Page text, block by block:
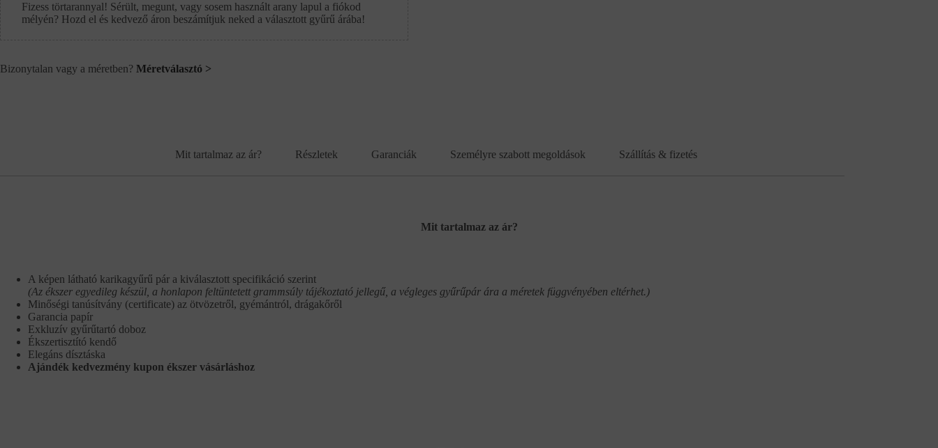
Fizess törtarannyal! Sérült, megunt, vagy sosem használt arany lapul a fiókod
mélyén? Hozd el és kedvező áron beszámítjuk neked a választott gyűrű árába!
Bizonytalan vagy a méretben? Méretválasztó >
Mit tartalmaz az ár? Részletek Garanciák Személyre szabott megoldások Szállítás & fizetés
Mit tartalmaz az ár?
A képen látható karikagyűrű pár a kiválasztott specifikáció szerint
(Az ékszer egyedileg készül, a honlapon feltüntetett grammsúly tájékoztató jellegű, a végleges gyűrűpár ára a méretek függvényében eltérhet.)
Minőségi tanúsítvány (certificate) az ötvözetről, gyémántról, drágakőről
Garancia papír
Exkluzív gyűrűtartó doboz
Ékszertisztító kendő
Elegáns dísztáska
Ajándék kedvezmény kupon ékszer vásárláshoz